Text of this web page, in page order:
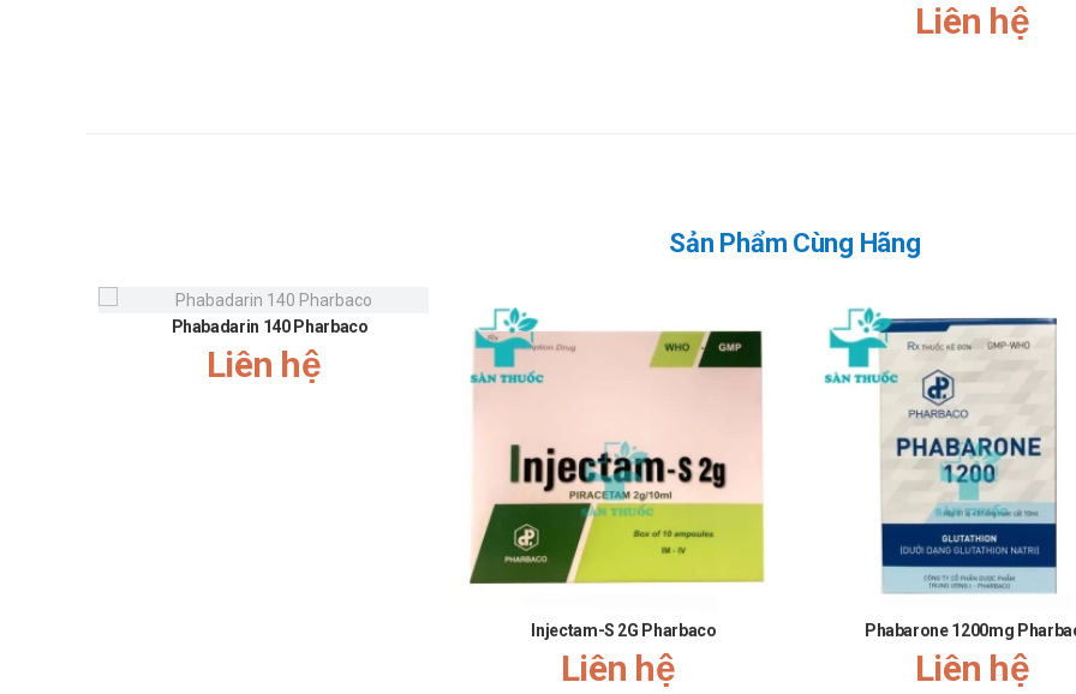
Trẻ em từ 2 tuổi trở lên bị viêm tai giữa hoặc trường hợp đặc biệt có nhiễm khuẩn nghiêm trọng: 15 mg/kg x 2 lần/ngày,
Viêm bể thận: 15 mg/kg x 2 lần/ngày, liều tối đa là 250 mg x 2 lần/ngày, thời gian điều trị từ 10 đến 14 ngày
Nhiễm khuẩn da và mô mềm không biến chứng: 15 mg/kg x 2 lần/ngày, liều tối đa là 250 mg x 2 lần/ngày
Bệnh Lyme: 15 mg/kg x 2 lần/ngày, liều tối đa là 250 mg x 2 lần/ngày. Thời gian điều trị là 14 ngày (dao động từ 10 đến
Không dùng cho người mẫn cảm với bất cứ thành phần nào của sản phẩm
Lưu ý khi sử dụng Ceftume 250 Pharbaco
Lưu ý khi sử dụng cho một số đối tượng đặc biệt:
Dùng cho phụ nữ có thai và cho con bú: Thận trọng khi sử dụng cho phụ nữ mang thai và cho con bú. Tham khảo ý kiến của
Người lái xe: Thận trọng khi sử dụng cho đối tượng lái xe và vận hành máy móc nặng, do có thể gây ra cảm giác chóng mặt,
Người già: Cần tham khảo ý kiến của bác sĩ khi sử dụng liều lượng cho người trên 65 tuổi.
Liên hệ
Sản Phẩm Cùng Hãng
Phabadarin 140 Pharbaco
Liên hệ
Injectam-S 2G Pharbaco
Liên hệ
Phabarone 1200mg
Liên hệ